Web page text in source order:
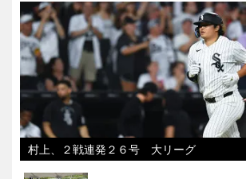
村上、２戦連発２６号 大リーグ